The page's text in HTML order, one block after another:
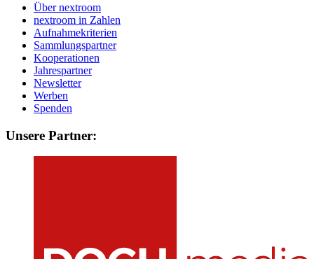
Über nextroom
nextroom in Zahlen
Aufnahmekriterien
Sammlungspartner
Kooperationen
Jahrespartner
Newsletter
Werben
Spenden
Unsere Partner: